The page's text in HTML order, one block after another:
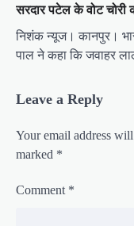
सरदार पटेल के वोट
निशंक न्यूज। कानपुर।
पाल ने कहा कि जवाहर
Leave a Reply
Your email address
marked *
Comment *